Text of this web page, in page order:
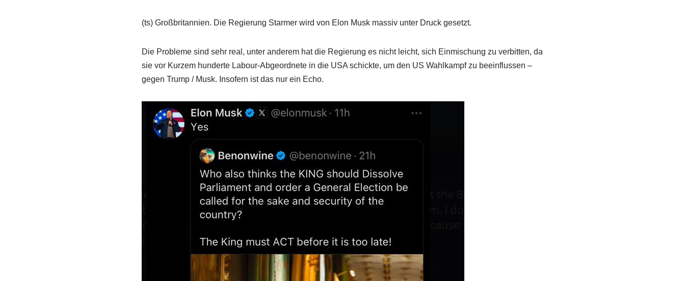
(ts) Großbritannien. Die Regierung Starmer wird von Elon Musk massiv unter Druck gesetzt.
Die Probleme sind sehr real, unter anderem hat die Regierung es nicht leicht, sich Einmischung zu verbitten, da
sie vor Kurzem hunderte Labour-Abgeordnete in die USA schickte, um den US Wahlkampf zu beeinflussen –
gegen Trump / Musk. Insofern ist das nur ein Echo.